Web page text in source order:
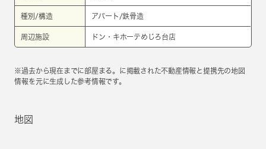
種別/構造 アパート/鉄骨造
周辺施設 ドン・キホーテめじろ台店
※過去から現在までに部屋まる。に掲載された不動産情報と提携先の地図
情報を元に生成した参考情報です。
地図